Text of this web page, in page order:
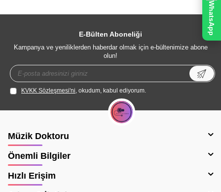
E-Bülten Aboneliği
Kampanya ve yeniliklerden haberdar olmak için e-bültenimize abone
olun!
KVKK Sözleşmesi'ni, okudum, kabul ediyorum.
Müzik Doktoru
Önemli Bilgiler
Hızlı Erişim
WhatsApp